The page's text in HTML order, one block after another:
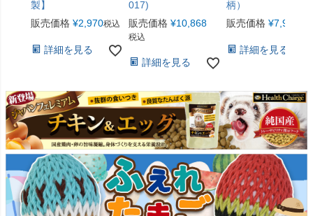
製】
販売価格 ¥2,970税込
詳細を見る
017)
販売価格 ¥10,868
税込
詳細を見る
柄）
販売価格 ¥7,920
詳細を見る